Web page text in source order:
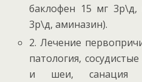
баклофен 15 мг 3р\д,
3р\д, аминазин).
2. Лечение
патология,
и шеи, санация